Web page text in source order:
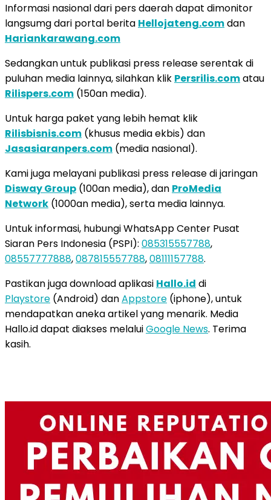
Informasi nasional dari pers daerah dapat dimonitor
langsumg dari portal berita Hellojateng.comdan
Hariankarawang.com
Sedangkan untuk publikasi press release serentak di
puluhan media lainnya, silahkan klik Persrilis.comatau
Rilispers.com (150an media).
Untuk harga paket yang lebih hemat klik
Rilisbisnis.com (khusus media ekbis) dan
Jasasiaranpers.com (media nasional).
Kami juga melayani publikasi press release di jaringan
Disway Group (100an media), dan ProMedia
Network (1000an media), serta media lainnya.
Untuk informasi, hubungi WhatsApp Center Pusat
Siaran Pers Indonesia (PSPI): 085315557788,
08557777888,087815557788,08111157788.
Pastikan juga download aplikasi Hallo.id di
Playstore (Android) danAppstore (iphone), untuk
mendapatkan aneka artikel yang menarik. Media
Hallo.id dapat diakses melaluiGoogle News. Terima
kasih.